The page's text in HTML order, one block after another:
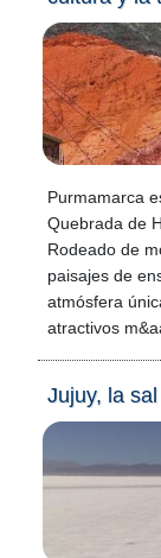
Purmamarca
Quebrada de
Rodeado de
paisajes de
atmósfera
atractivos
Jujuy, la